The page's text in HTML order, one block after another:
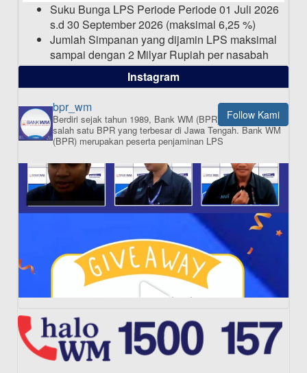
Suku Bunga LPS Periode Periode 01 Juli 2026
s.d 30 September 2026 (maksimal 6,25 %)
Jumlah Simpanan yang dijamin LPS maksimal
sampai dengan 2 Milyar Rupiah per nasabah
dalam satu bank
ISI APLIKASI SEKARANG
Instagram
Follow Kami
bpr_wm
Berdiri sejak tahun 1989, Bank WM (BPR) merupakan
salah satu BPR yang terbesar di Jawa Tengah.Bank WM
(BPR) merupakan peserta penjaminan LPS